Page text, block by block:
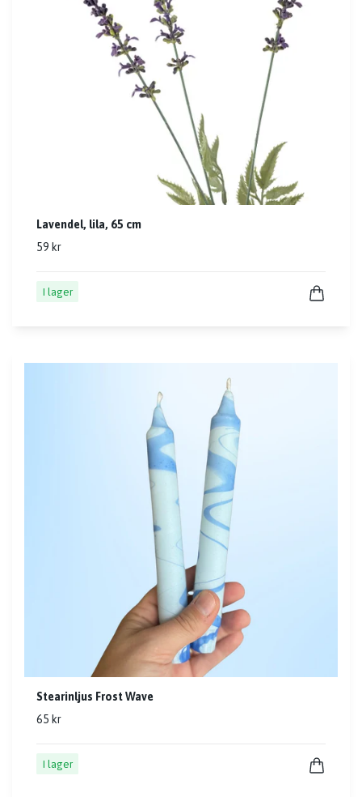
Lavendel, lila, 65 cm
59 kr
I lager
Stearinljus Frost Wave
65 kr
I lager